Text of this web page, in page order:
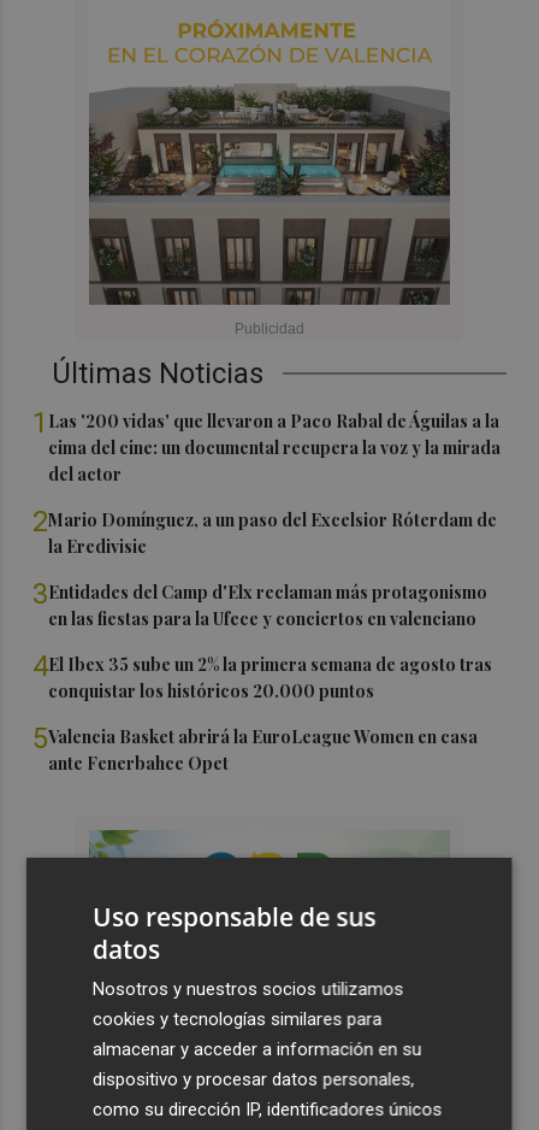
Últimas Noticias
1 Las '200 vidas' que llevaron a Paco Rabal de Águilas a la
cima del cine: un documental recupera la voz y la mirada
del actor
2Mario Domínguez, a un paso del Excelsior Róterdam de
la Eredivisie
3Entidades del Camp d'Elx reclaman más protagonismo
en las fiestas para la Ufece y conciertos en valenciano
4El Ibex 35 sube un 2% la primera semana de agosto tras
conquistar los históricos 20.000 puntos
5Valencia Basket abrirá la EuroLeague Women en casa
ante Fenerbahce Opet
Uso responsable de sus
datos
Nosotros y nuestros socios utilizamos
cookies y tecnologías similares para
almacenar y acceder a información en su
dispositivo y procesar datos personales,
como su dirección IP, identificadores únicos